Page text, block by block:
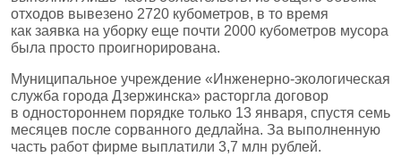
отходов вывезено 2720 кубометров, в то время
как заявка на уборку еще почти 2000 кубометров мусора
была просто проигнорирована.
Муниципальное учреждение «Инженерно‑экологическая
служба города Дзержинска» расторгла договор
в одностороннем порядке только 13 января, спустя семь
месяцев после сорванного дедлайна. За выполненную
часть работ фирме выплатили 3,7 млн рублей.